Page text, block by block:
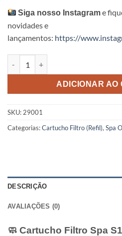
Siga nosso Instagrame
novidades e
lançamentos: https://
ADICIONAR AO
SKU: 29001
Categorias:Cartucho Filtro (Refil), Spa
DESCRIÇÃO
AVALIAÇÕES (0)
🧼 Cartucho Filtro Spa